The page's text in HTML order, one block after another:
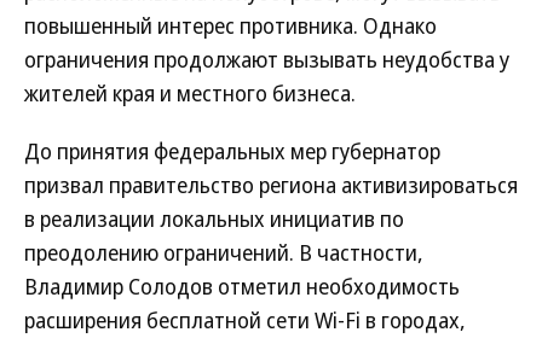
повышенный интерес противника. Однако
ограничения продолжают вызывать неудобства у
жителей края и местного бизнеса.
До принятия федеральных мер губернатор
призвал правительство региона активизироваться
в реализации локальных инициатив по
преодолению ограничений. В частности,
Владимир Солодов отметил необходимость
расширения бесплатной сети Wi-Fi в городах,